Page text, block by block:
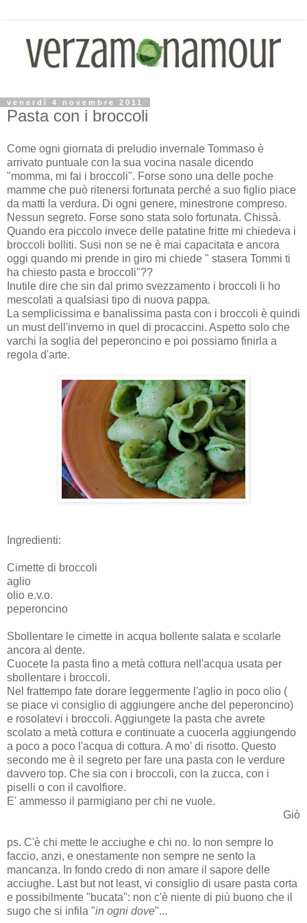
venerdì 4 novembre 2011
Pasta con i broccoli
Come ogni giornata di preludio invernale Tommaso è
arrivato puntuale con la sua vocina nasale dicendo
"momma, mi fai i broccoli". Forse sono una delle poche
mamme che può ritenersi fortunata perché a suo figlio piace
da matti la verdura. Di ogni genere, minestrone compreso.
Nessun segreto. Forse sono stata solo fortunata. Chissà.
Quando era piccolo invece delle patatine fritte mi chiedeva i
broccoli bolliti. Susi non se ne è mai capacitata e ancora
oggi quando mi prende in giro mi chiede " stasera Tommi ti
ha chiesto pasta e broccoli"??
Inutile dire che sin dal primo svezzamento i broccoli li ho
mescolati a qualsiasi tipo di nuova pappa.
La semplicissima e banalissima pasta con i broccoli è quindi
un must dell'inverno in quel di procaccini. Aspetto solo che
varchi la soglia del peperoncino e poi possiamo finirla a
regola d'arte.
Ingredienti:
Cimette di broccoli
aglio
olio e.v.o.
peperoncino
Sbollentare le cimette in acqua bollente salata e scolarle
ancora al dente.
Cuocete la pasta fino a metà cottura nell'acqua usata per
sbollentare i broccoli.
Nel frattempo fate dorare leggermente l'aglio in poco olio (
se piace vi consiglio di aggiungere anche del peperoncino)
e rosolatevi i broccoli. Aggiungete la pasta che avrete
scolato a metà cottura e continuate a cuocerla aggiungendo
a poco a poco l'acqua di cottura. A mo' di risotto. Questo
secondo me è il segreto per fare una pasta con le verdure
davvero top. Che sia con i broccoli, con la zucca, con i
piselli o con il cavolfiore.
E' ammesso il parmigiano per chi ne vuole.
Giò
ps. C'è chi mette le acciughe e chi no. Io non sempre lo
faccio, anzi, e onestamente non sempre ne sento la
mancanza. In fondo credo di non amare il sapore delle
acciughe. Last but not least, vi consiglio di usare pasta corta
e possibilmente "bucata": non c'è niente di più buono che il
sugo che si infila "in ogni dove"...